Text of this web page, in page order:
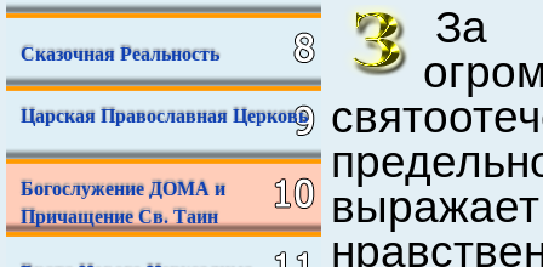
Сказочная Реальность
Царская Православная Церковь
Богослужение ДОМА и
Причащение Св. Таин
За